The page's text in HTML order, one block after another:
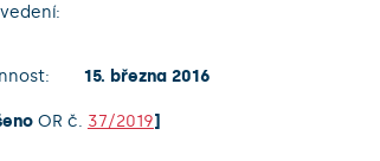
15. března 2016
OR č. 37/2019]